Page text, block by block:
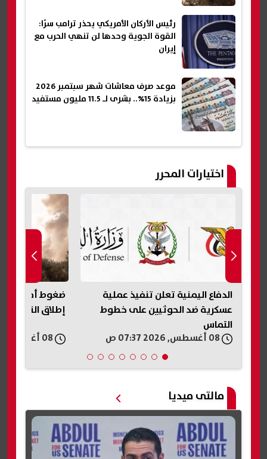
رئيس الأركان الأمريكي يحذر ترامب سرًا:
القوة الجوية وحدها لن تنهي الحرب مع
إيران
موعد صرف معاشات شهر سبتمبر 2026
بزيادة 15%.. بشرى لـ 11.5 مليون مستفيد
اختيارات المحرر
الدفاع اليمنية تعلن تنفيذ عملية
عسكرية ضد الحوثيين على خطوط
التماس
ضغوط أمريكية
إطلاق النار
مالتى ميديا